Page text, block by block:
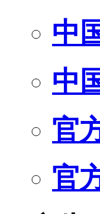
中
中
官
官